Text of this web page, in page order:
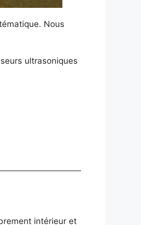
Nous
ultrasoniques
intérieur et